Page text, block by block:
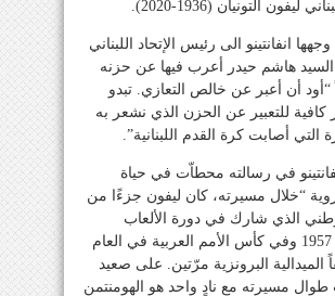
ليفون التونيان (1936-2020).
انفانتينو الى رئيس الإتحاد اللبناني
السيد هاشم حيدر أعرب فيها عن حزنه
“أود أن أعبر عن خالص التعازي. تبدو
كافية للتعبير عن الحزن الذي نشعر به
التي أصابت كرة القدم اللبنانية”.
في رسالته محطاّت في حياة
“خلال مسيرته، كان ليفون جزءًا من
الذي شارك في دورة الألعاب
العربية عام 1957 وفي كأس الأمم العربية في العام
الميدالية البرونزية مرّتين. على صعيد
طوال مسيرته مع نادٍ واحد هو الهومنتمن